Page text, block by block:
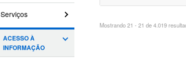
Serviços
ACESSO À
INFORMAÇÃO
Mostrando 21 - 21 de 4.019